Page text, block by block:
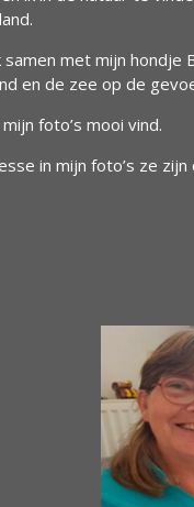
samen met mijn
en de zee op de
foto’s mooi vind.
in mijn foto’s ze zijn